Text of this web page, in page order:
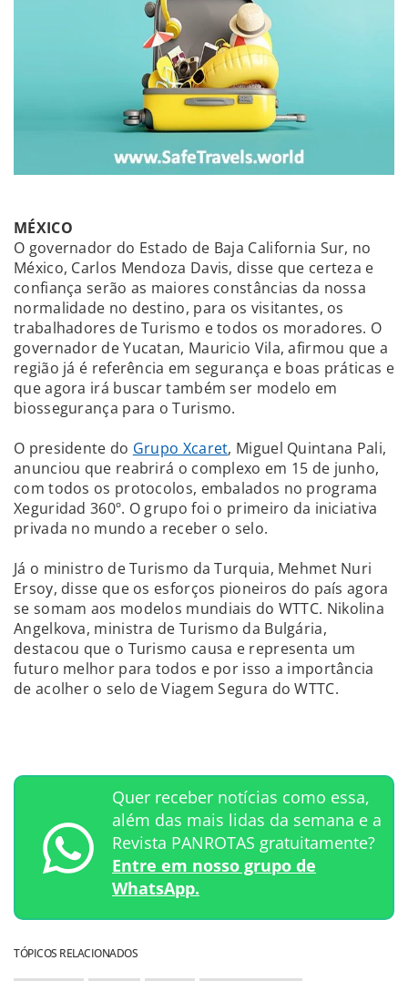
MÉXICO
O governador do Estado de Baja California Sur, no
México, Carlos Mendoza Davis, disse que certeza e
confiança serão as maiores constâncias da nossa
normalidade no destino, para os visitantes, os
trabalhadores de Turismo e todos os moradores. O
governador de Yucatan, Mauricio Vila, afirmou que a
região já é referência em segurança e boas práticas e
que agora irá buscar também ser modelo em
biossegurança para o Turismo.
O presidente do Grupo Xcaret, Miguel Quintana Pali,
anunciou que reabrirá o complexo em 15 de junho,
com todos os protocolos, embalados no programa
Xeguridad 360º. O grupo foi o primeiro da iniciativa
privada no mundo a receber o selo.
Já o ministro de Turismo da Turquia, Mehmet Nuri
Ersoy, disse que os esforços pioneiros do país agora
se somam aos modelos mundiais do WTTC. Nikolina
Angelkova, ministra de Turismo da Bulgária,
destacou que o Turismo causa e representa um
futuro melhor para todos e por isso a importância
de acolher o selo de Viagem Segura do WTTC.
Quer receber notícias como essa,
além das mais lidas da semana e a
Revista PANROTAS gratuitamente?
Entre em nosso grupo de
WhatsApp.
TÓPICOS RELACIONADOS